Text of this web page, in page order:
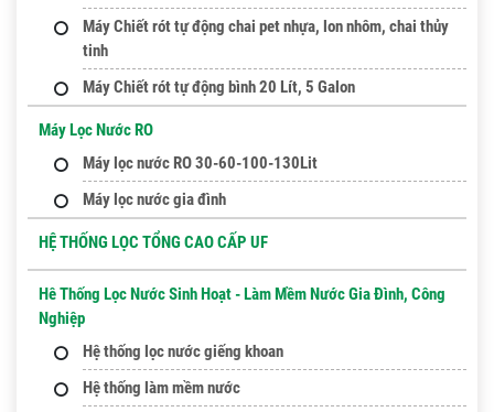
Máy Chiết rót tự động chai pet nhựa, lon nhôm, chai thủy
tinh
Máy Chiết rót tự động bình 20 Lít, 5 Galon
Máy Lọc Nước RO
Máy lọc nước RO 30-60-100-130Lit
Máy lọc nước gia đình
HỆ THỐNG LỌC TỔNG CAO CẤP UF
Hê Thống Lọc Nước Sinh Hoạt - Làm Mềm Nước Gia Đình, Công
Nghiệp
Hệ thống lọc nước giếng khoan
Hệ thống làm mềm nước